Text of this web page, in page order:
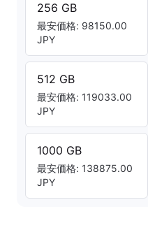
256 GB
最安価格: 98150.00
JPY
512 GB
最安価格: 119033.00
JPY
1000 GB
最安価格: 138875.00
JPY